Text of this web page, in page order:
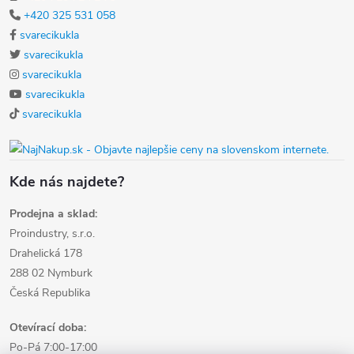
+420 325 531 058
svarecikukla
svarecikukla
svarecikukla
svarecikukla
svarecikukla
Kde nás najdete?
Prodejna a sklad:
Proindustry, s.r.o.
Drahelická 178
288 02 Nymburk
Česká Republika
Otevírací doba:
Po-Pá 7:00-17:00